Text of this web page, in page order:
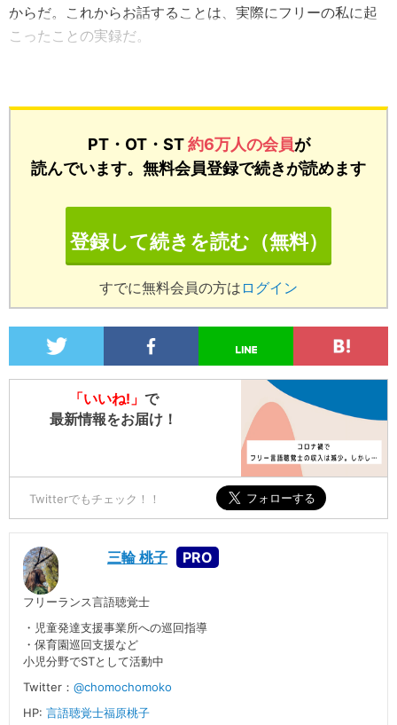
からだ。これからお話することは、実際にフリーの私に起
こったことの実録だ。
PT・OT・ST約6万人の会員が
読んでいます。無料会員登録で続きが読めます
登録して続きを読む（無料）
すでに無料会員の方は ログイン
「いいね!」 で
最新情報をお届け！
Twitterでもチェック！！
三輪 桃子
フリーランス言語聴覚士
・児童発達支援事業所への巡回指導
・保育園巡回支援など
小児分野でSTとして活動中
Twitter： @chomochomoko
HP: 言語聴覚士福原桃子